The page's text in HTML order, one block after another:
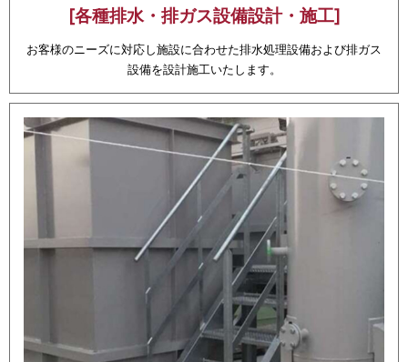
[各種排水・排ガス設備設計・施工]
お客様のニーズに対応し施設に合わせた排水処理設備および排ガス
設備を設計施工いたします。